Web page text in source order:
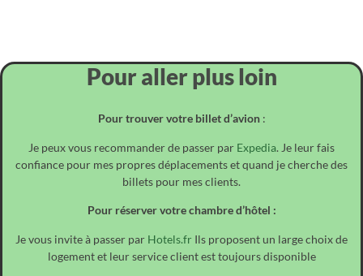
Pour aller plus loin
Pour trouver votre billet d’avion:
Je peux vous recommander de passer par Expedia. Je leur fais
confiance pour mes propres déplacements et quand je cherche des
billets pour mes clients.
Pour réserver votre chambre d’hôtel :
Je vous invite à passer par Hotels.fr Ils proposent un large choix de
logement et leur service client est toujours disponible